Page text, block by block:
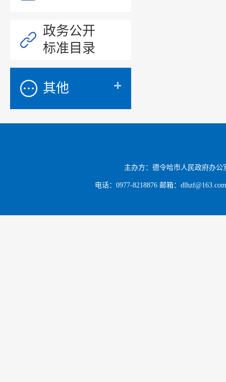
政务公开
标准目录
其他
主办方：德令哈市人民政府办
电话：0977-8218876 邮箱：